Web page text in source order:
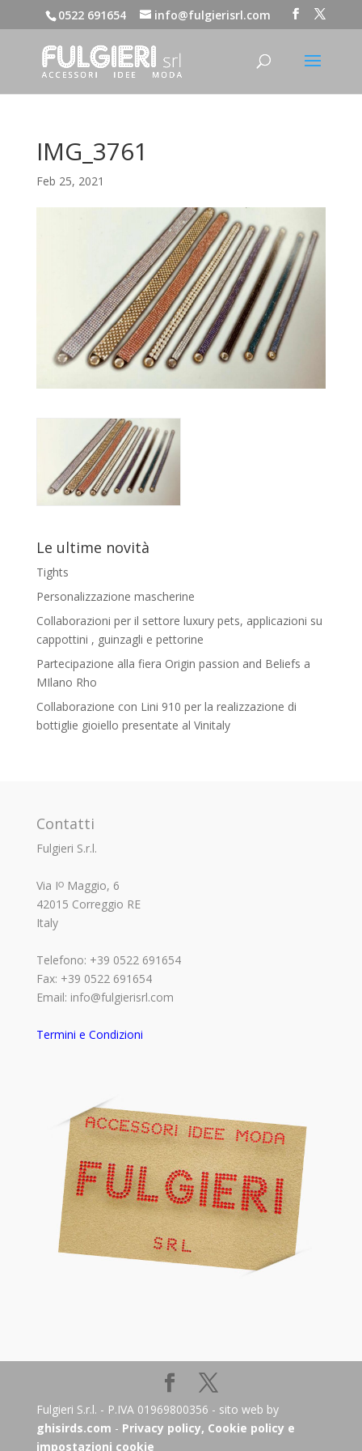
0522 691654 info@fulgierisrl.com
IMG_3761
Feb 25, 2021
Le ultime novità
Tights
Personalizzazione mascherine
Collaborazioni per il settore luxury pets, applicazioni su
cappottini , guinzagli e pettorine
Partecipazione alla fiera Origin passion and Beliefs a
MIlano Rho
Collaborazione con Lini 910 per la realizzazione di
bottiglie gioiello presentate al Vinitaly
Contatti
Fulgieri S.r.l.
Via Iᴼ Maggio, 6
42015 Correggio RE
Italy
Telefono: +39 0522 691654
Fax: +39 0522 691654
Email: info@fulgierisrl.com
Termini e Condizioni
Fulgieri S.r.l. - P.IVA 01969800356 - sito web by
ghisirds.com - Privacy policy, Cookie policy e
impostazioni cookie